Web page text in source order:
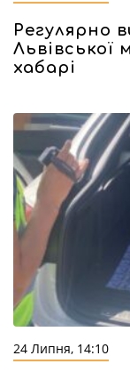
Регулярно
хабарі
24 Липня, 14:10